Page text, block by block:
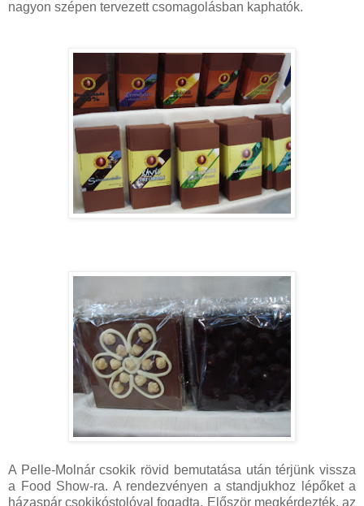
nagyon szépen tervezett csomagolásban kaphatók.
A Pelle-Molnár csokik rövid bemutatása után térjünk vissza
a Food Show-ra. A rendezvényen a standjukhoz lépőket a
házaspár csokikóstolóval fogadta. Először megkérdezték, az